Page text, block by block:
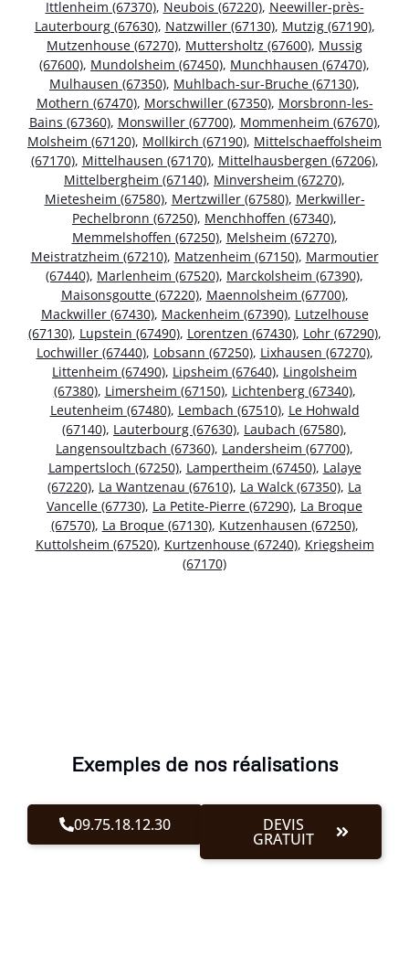
Ittlenheim (67370), Neubois (67220), Neewiller-près-
Lauterbourg (67630), Natzwiller (67130), Mutzig (67190),
Mutzenhouse (67270), Muttersholtz (67600), Mussig
(67600), Mundolsheim (67450), Munchhausen (67470),
Mulhausen (67350), Muhlbach-sur-Bruche (67130),
Mothern (67470), Morschwiller (67350), Morsbronn-les-
Bains (67360), Monswiller (67700), Mommenheim (67670),
Molsheim (67120), Mollkirch (67190), Mittelschaeffolsheim
(67170), Mittelhausen (67170), Mittelhausbergen (67206),
Mittelbergheim (67140), Minversheim (67270),
Mietesheim (67580), Mertzwiller (67580), Merkwiller-
Pechelbronn (67250), Menchhoffen (67340),
Memmelshoffen (67250), Melsheim (67270),
Meistratzheim (67210), Matzenheim (67150), Marmoutier
(67440), Marlenheim (67520), Marckolsheim (67390),
Maisonsgoutte (67220), Maennolsheim (67700),
Mackwiller (67430), Mackenheim (67390), Lutzelhouse
(67130), Lupstein (67490), Lorentzen (67430), Lohr (67290),
Lochwiller (67440), Lobsann (67250), Lixhausen (67270),
Littenheim (67490), Lipsheim (67640), Lingolsheim
(67380), Limersheim (67150), Lichtenberg (67340),
Leutenheim (67480), Lembach (67510), Le Hohwald
(67140), Lauterbourg (67630), Laubach (67580),
Langensoultzbach (67360), Landersheim (67700),
Lampertsloch (67250), Lampertheim (67450), Lalaye
(67220), La Wantzenau (67610), La Walck (67350), La
Vancelle (67730), La Petite-Pierre (67290), La Broque
(67570), La Broque (67130), Kutzenhausen (67250),
Kuttolsheim (67520), Kurtzenhouse (67240), Kriegsheim
(67170)
Exemples de nos réalisations
09.75.18.12.30 DEVIS
GRATUIT